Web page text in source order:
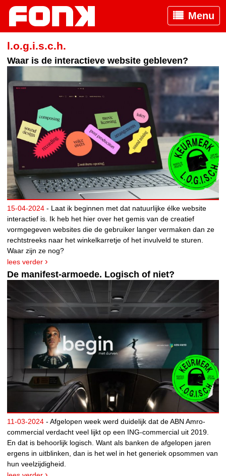
Menu
l.o.g.i.s.c.h.
Waar is de interactieve website gebleven?
15-04-2024 - Laat ik beginnen met dat natuurlijke élke website
interactief is. Ik heb het hier over het gemis van de creatief
vormgegeven websites die de gebruiker langer vermaken dan ze
rechtstreeks naar het winkelkarretje of het invulveld te sturen.
Waar zijn ze nog?
lees verder
De manifest-armoede. Logisch of niet?
11-03-2024 - Afgelopen week werd duidelijk dat de ABN Amro-
commercial verdacht veel lijkt op een ING-commercial uit 2019.
En dat is behoorlijk logisch. Want als banken de afgelopen jaren
ergens in uitblinken, dan is het wel in het generiek opsommen van
hun veelzijdigheid.